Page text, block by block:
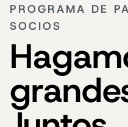
PROGRAMA DE
SOCIOS